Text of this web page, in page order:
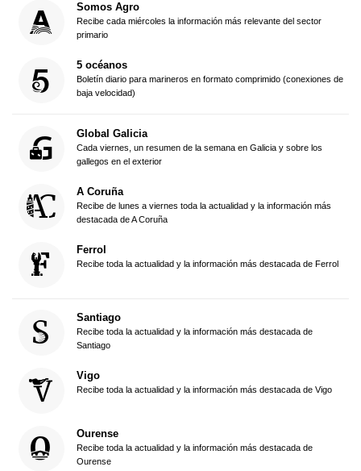
Somos Agro
Recibe cada miércoles la información más relevante del sector
primario
5 océanos
Boletín diario para marineros en formato comprimido (conexiones de
baja velocidad)
Global Galicia
Cada viernes, un resumen de la semana en Galicia y sobre los
gallegos en el exterior
A Coruña
Recibe de lunes a viernes toda la actualidad y la información más
destacada de A Coruña
Ferrol
Recibe toda la actualidad y la información más destacada de Ferrol
Santiago
Recibe toda la actualidad y la información más destacada de
Santiago
Vigo
Recibe toda la actualidad y la información más destacada de Vigo
Ourense
Recibe toda la actualidad y la información más destacada de
Ourense